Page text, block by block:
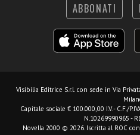
ABBONATI
Visibilia Editrice S.r.l. con sede in Via
Capitale sociale € 100.000,00 I.V. - C.F./
N.10269990965 -
Novella 2000 © 2026. Iscritta al ROC